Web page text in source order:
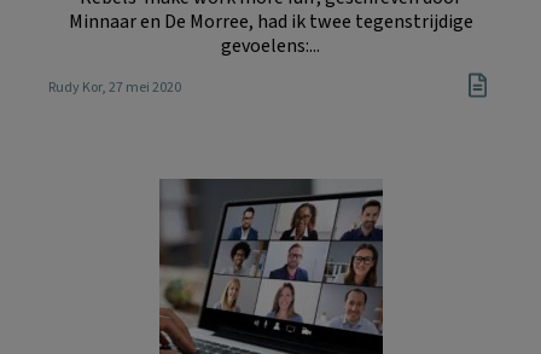
Minnaar en De Morree, had ik twee tegenstrijdige
gevoelens:...
Rudy Kor, 27 mei 2020